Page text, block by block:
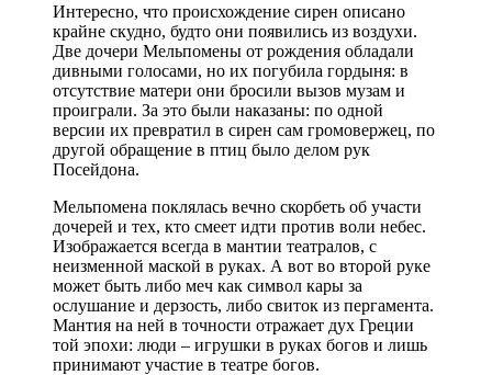
Интересно, что происхождение сирен описано
крайне скудно, будто они появились из воздухи.
Две дочери Мельпомены от рождения обладали
дивными голосами, но их погубила гордыня: в
отсутствие матери они бросили вызов музам и
проиграли. За это были наказаны: по одной
версии их превратил в сирен сам громовержец, по
другой обращение в птиц было делом рук
Посейдона.
Мельпомена поклялась вечно скорбеть об участи
дочерей и тех, кто смеет идти против воли небес.
Изображается всегда в мантии театралов, с
неизменной маской в руках. А вот во второй руке
может быть либо меч как символ кары за
ослушание и дерзость, либо свиток из пергамента.
Мантия на ней в точности отражает дух Греции
той эпохи: люди – игрушки в руках богов и лишь
принимают участие в театре богов.